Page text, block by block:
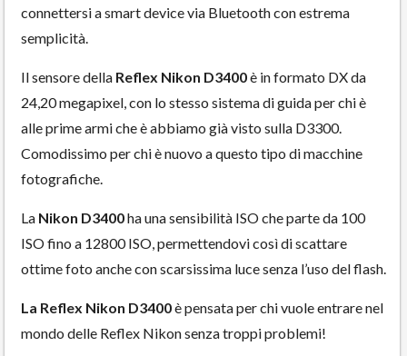
connettersi a smart device via Bluetooth con estrema
semplicità.
Il sensore della Reflex Nikon D3400è in formato DX da
24,20 megapixel, con lo stesso sistema di guida per chi è
alle prime armi che è abbiamo già visto sulla D3300.
Comodissimo per chi è nuovo a questo tipo di macchine
fotografiche.
La Nikon D3400ha una sensibilità ISO che parte da 100
ISO fino a 12800 ISO, permettendovi così di scattare
ottime foto anche con scarsissima luce senza l’uso del flash.
La Reflex Nikon D3400è pensata per chi vuole entrare nel
mondo delle Reflex Nikon senza troppi problemi!